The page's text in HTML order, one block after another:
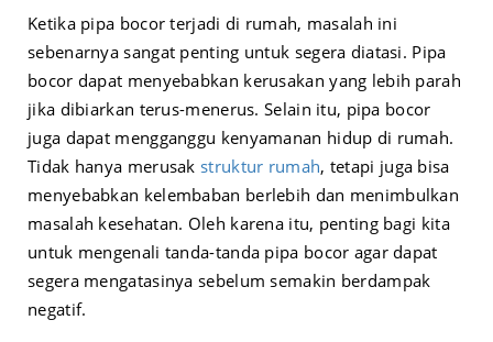
Ketika pipa bocor terjadi di rumah, masalah ini
sebenarnya sangat penting untuk segera diatasi. Pipa
bocor dapat menyebabkan kerusakan yang lebih parah
jika dibiarkan terus-menerus. Selain itu, pipa bocor
juga dapat mengganggu kenyamanan hidup di rumah.
Tidak hanya merusak struktur rumah, tetapi juga bisa
menyebabkan kelembaban berlebih dan menimbulkan
masalah kesehatan. Oleh karena itu, penting bagi kita
untuk mengenali tanda-tanda pipa bocor agar dapat
segera mengatasinya sebelum semakin berdampak
negatif.